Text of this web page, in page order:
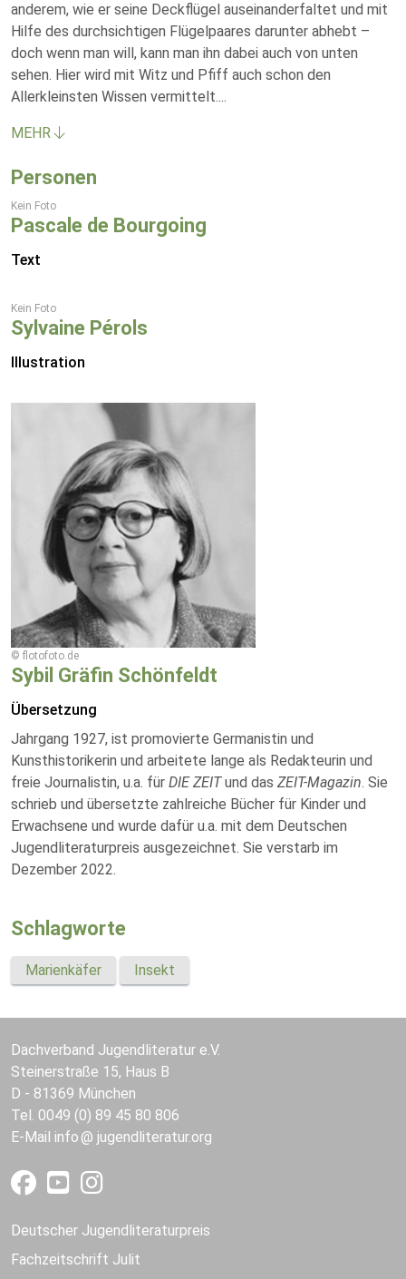
anderem, wie er seine Deckflügel auseinanderfaltet und mit
Hilfe des durchsichtigen Flügelpaares darunter abhebt –
doch wenn man will, kann man ihn dabei auch von unten
sehen. Hier wird mit Witz und Pfiff auch schon den
Allerkleinsten Wissen vermittelt....
MEHR
Personen
Kein Foto
Pascale de Bourgoing
Text
Kein Foto
Sylvaine Pérols
Illustration
© flotofoto.de
Sybil Gräfin Schönfeldt
Übersetzung
Jahrgang 1927, ist promovierte Germanistin und
Kunsthistorikerin und arbeitete lange als Redakteurin und
freie Journalistin, u.a. für DIE ZEITund das ZEIT-Magazin. Sie
schrieb und übersetzte zahlreiche Bücher für Kinder und
Erwachsene und wurde dafür u.a. mit dem Deutschen
Jugendliteraturpreis ausgezeichnet. Sie verstarb im
Dezember 2022.
Schlagworte
Marienkäfer Insekt
Dachverband Jugendliteratur e.V.
Steinerstraße 15, Haus B
D - 81369 München
Tel. 0049 (0) 89 45 80 806
E-Mail info jugendliteratur.org
Deutscher Jugendliteraturpreis
Fachzeitschrift Julit